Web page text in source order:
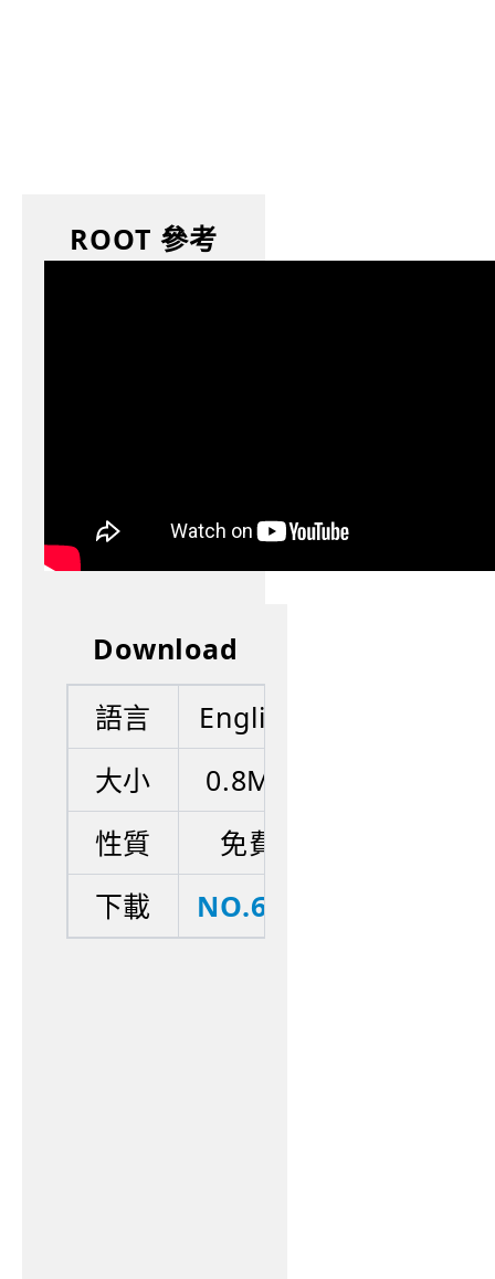
ROOT 參考
Download
語言
English
大小
0.8MB
性質
免費
下載
NO.609